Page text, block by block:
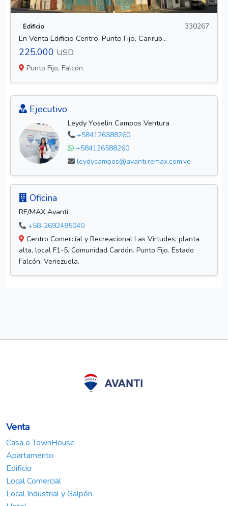
Edificio 330267
En Venta Edificio Centro, Punto Fijo, Carirub...
225.000 USD
Punto Fijo, Falcón
Ejecutivo
Leydy Yoselin Campos Ventura
+584126588260
+584126588260
leydycampos@avanti.remax.com.ve
Oficina
RE/MAX Avanti
+58-2692485040
Centro Comercial y Recreacional Las Virtudes, planta
alta, local F1-5. Comunidad Cardón. Punto Fijo. Estado
Falcón. Venezuela.
Venta
Casa o TownHouse
Apartamento
Edificio
Local Comercial
Local Industrial y Galpón